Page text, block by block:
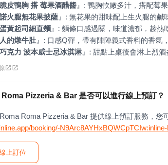
皮鴨胸 搭 莓果酒醋醬 』
火腿無花果披薩 』
黃起司細直麵 』
的燉牛肚 』
克力 波本威士忌冰淇淋』 : 甜點上桌後會淋上烈酒
Roma Pizzeria & Bar 是否可以進行線上預訂？
Roma Pizzeria & Bar 提供線上預訂服務，您
booking/-
上訂位